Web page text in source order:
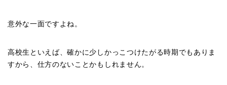
意外な一面ですよね。
高校生といえば、確かに少しかっこつけたがる時期でもありま
すから、仕方のないことかもしれません。